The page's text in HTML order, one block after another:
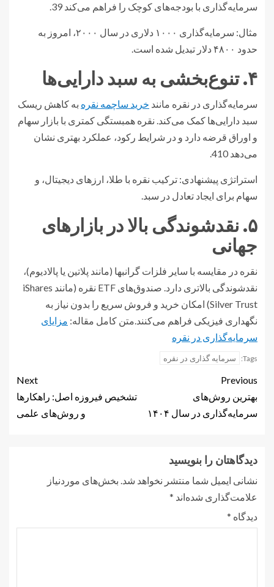
سرمایه‌گذاری با بودجه‌های کوچک را فراهم می‌کند 39.
مثال: سرمایه‌گذاری ۱۰۰۰ دلاری در سال ۲۰۰۰، امروز به
حدود ۴۸۰۰ دلار تبدیل شده است.
۴. تنوع‌بخشی به سبد دارایی‌ها
سرمایه‌گذاری در نقره مانند خرید ساچمه نقره به کاهش ریسک
سبد دارایی‌ها کمک می‌کند. نقره همبستگی کمتری با بازار سهام
و اوراق قرضه دارد و در شرایط رکود، عملکرد بهتری نشان
می‌دهد 410.
استراتژی پیشنهادی: ترکیب نقره با طلا، ارزهای دیجیتال، و
سهام برای ایجاد تعادل در سبد.
۵. نقدشوندگی بالا در بازارهای
جهانی
نقره در مقایسه با سایر فلزات گرانبها (مانند پلاتین یا پالادیوم)،
نقدشوندگی بالاتری دارد. صندوق‌های ETF نقره (مانند iShares
Silver Trust) امکان خرید و فروش سریع را بدون نیاز به
نگهداری فیزیکی فراهم می‌کنند.متن کامل مقاله: مزایای
سرمایه‌گذاری در نقره
Tags: سرمایه گذاری در نقره
Previous
بهترین روش‌های
سرمایه‌گذاری در سال ۱۴۰۴
Next
تشخیص فیروزه اصل: راهکارها
و روش‌های علمی
دیدگاهتان را بنویسید
نشانی ایمیل شما منتشر نخواهد شد. بخش‌های موردنیاز
علامت‌گذاری شده‌اند *
دیدگاه *